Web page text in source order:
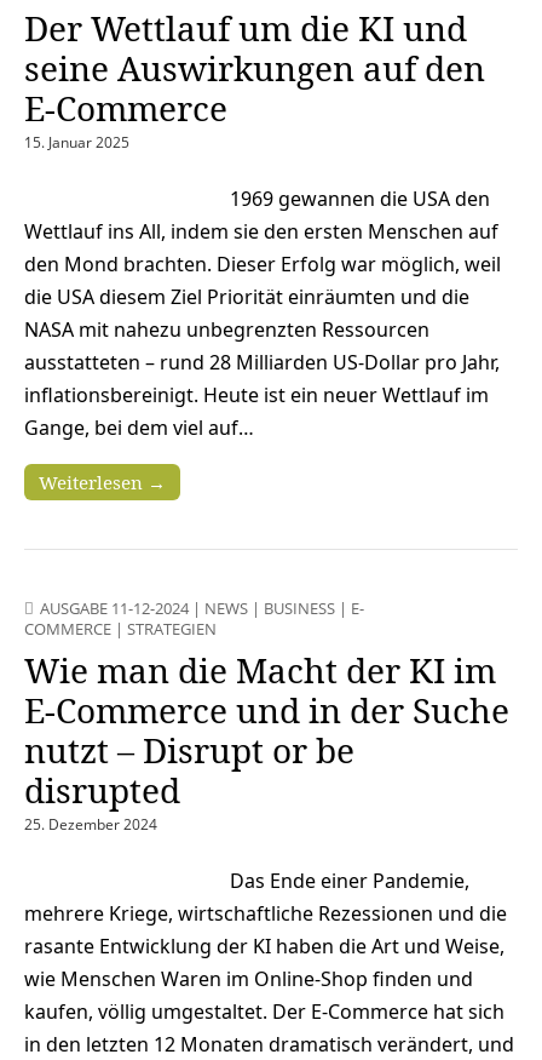
Der Wettlauf um die KI und
seine Auswirkungen auf den
E-Commerce
15. Januar 2025
1969 gewannen die USA den
Wettlauf ins All, indem sie den ersten Menschen auf
den Mond brachten. Dieser Erfolg war möglich, weil
die USA diesem Ziel Priorität einräumten und die
NASA mit nahezu unbegrenzten Ressourcen
ausstatteten – rund 28 Milliarden US-Dollar pro Jahr,
inflationsbereinigt. Heute ist ein neuer Wettlauf im
Gange, bei dem viel auf…
Weiterlesen →
AUSGABE 11-12-2024| NEWS | BUSINESS | E-
COMMERCE | STRATEGIEN
Wie man die Macht der KI im
E-Commerce und in der Suche
nutzt – Disrupt or be
disrupted
25. Dezember 2024
Das Ende einer Pandemie,
mehrere Kriege, wirtschaftliche Rezessionen und die
rasante Entwicklung der KI haben die Art und Weise,
wie Menschen Waren im Online-Shop finden und
kaufen, völlig umgestaltet. Der E-Commerce hat sich
in den letzten 12 Monaten dramatisch verändert, und